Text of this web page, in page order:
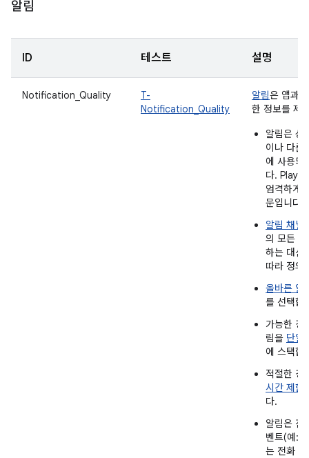
알림
ID 테스트 설명
Notification_Quality
T-
Notification_Quality
알림은 앱과
한 정보를 제
알림은 상
이나 다른
에 사용되
다. Play
엄격하게
문입니다.
알림 채널
의 모든
하는 대신
따라 정의
올바른 알
를 선택합
가능한 경
림을 단일
에 스택합
적절한 경
시간 제한
다.
알림은 진
벤트(예:
는 전화